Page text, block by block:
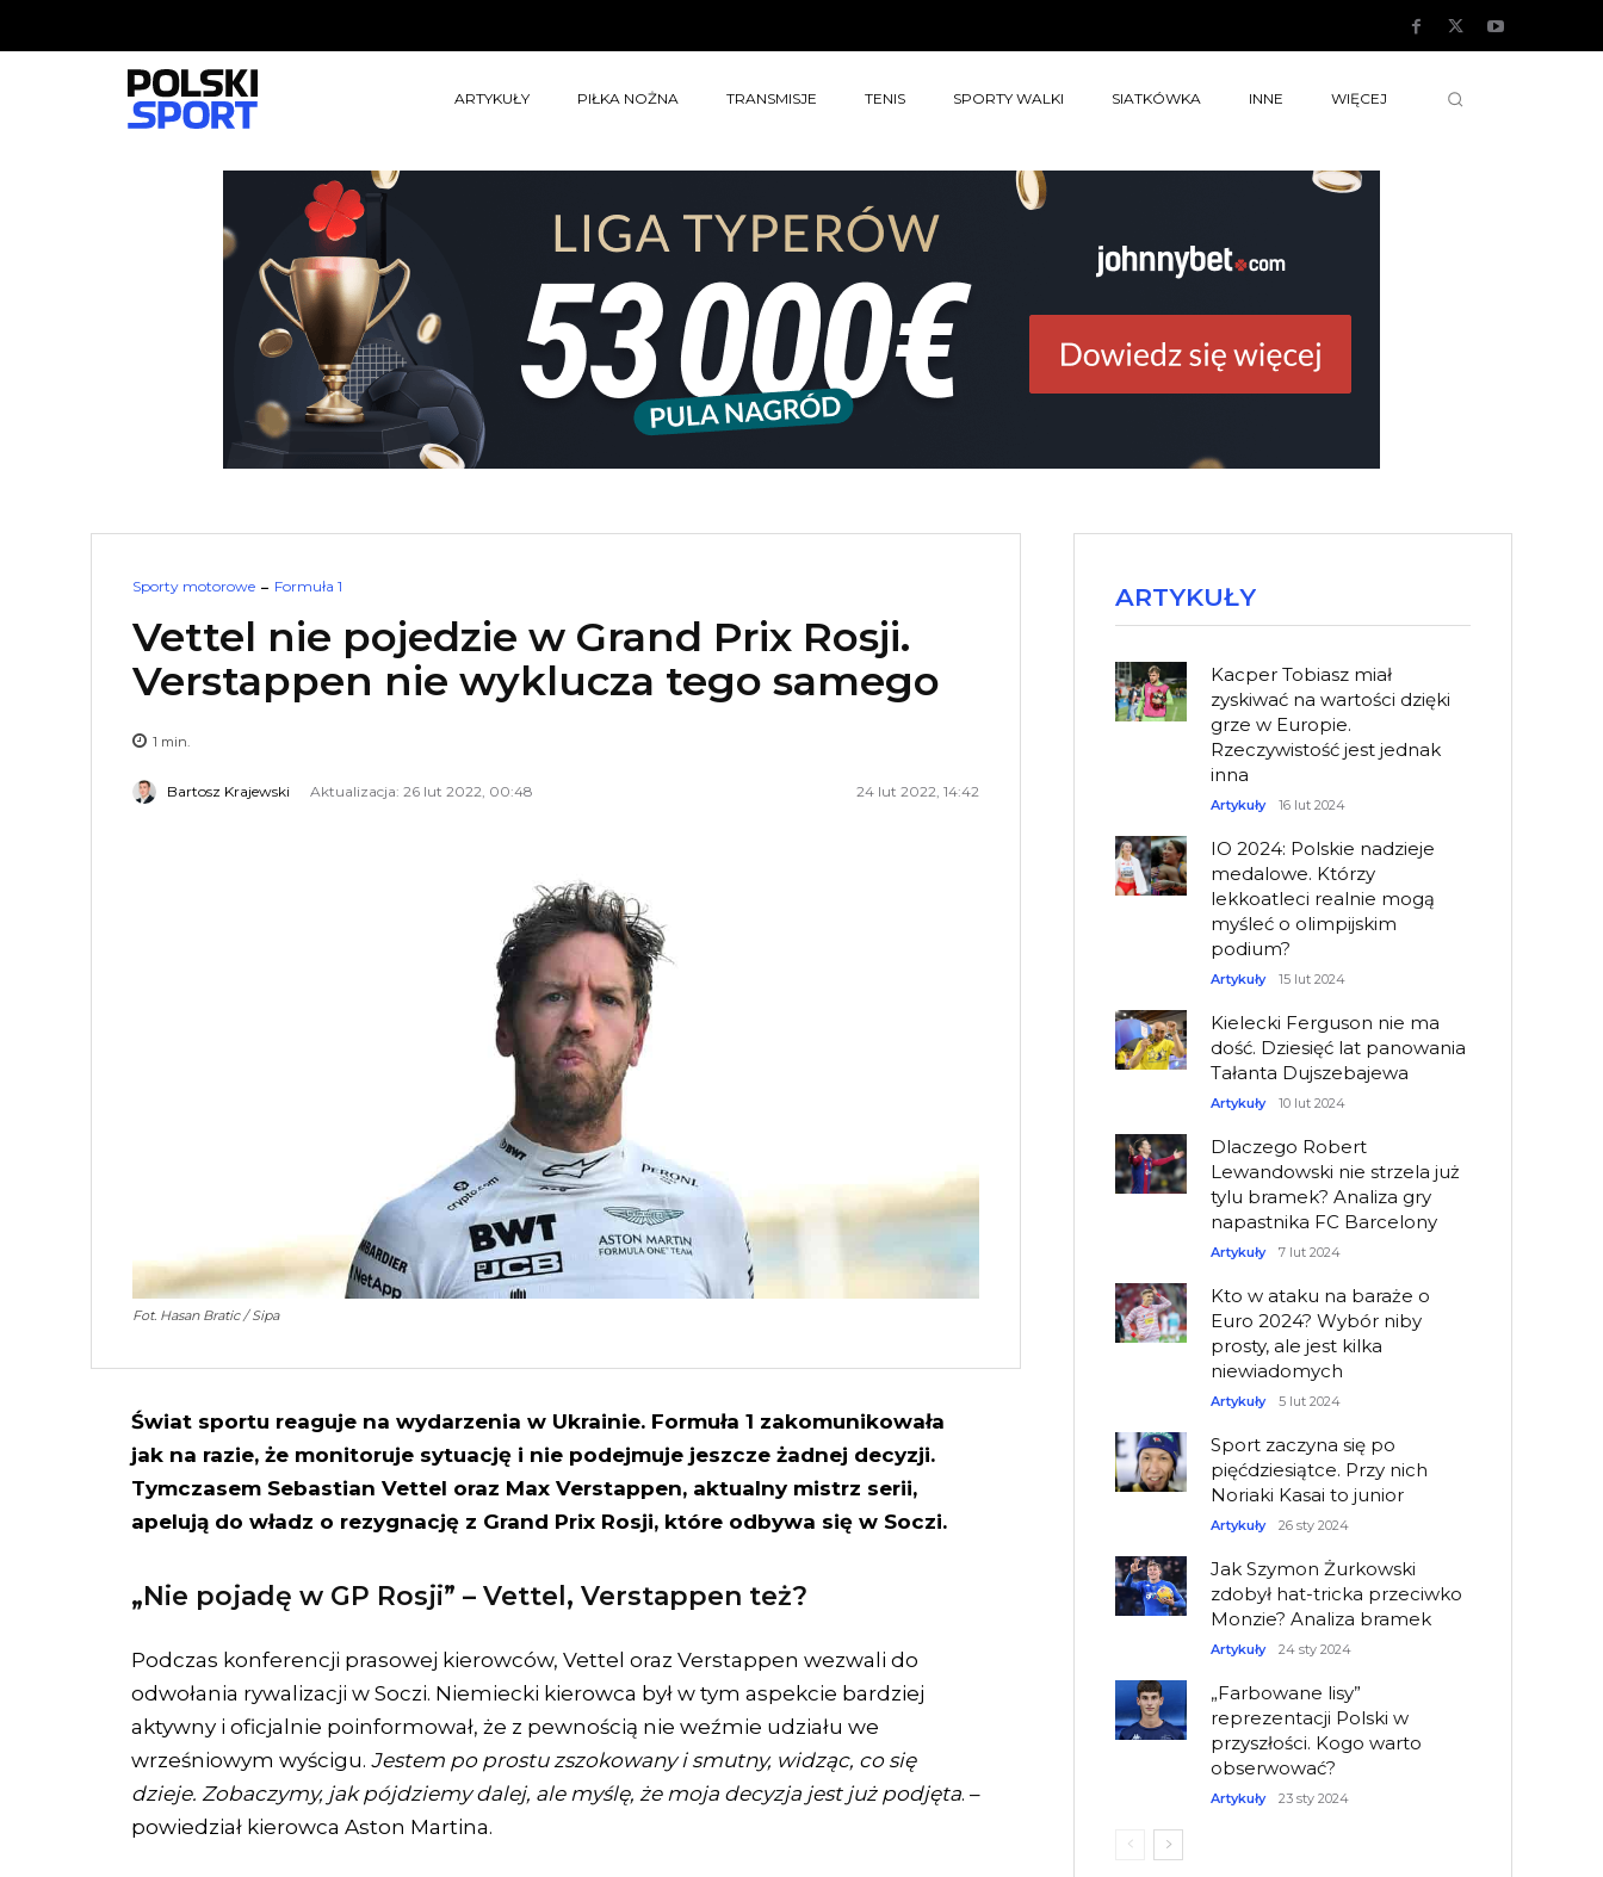
ARTYKUŁY PIŁKA NOŻNA TRANSMISJE TENIS SPORTY WALKI SIATKÓWKA INNE WIĘCEJ
Sporty motorowe Formuła 1
Vettel nie pojedzie w Grand Prix Rosji.
Verstappen nie wyklucza tego samego
1 min.
Bartosz Krajewski Aktualizacja: 26 lut 2022, 00:48 24 lut 2022, 14:42
Fot. Hasan Bratic / Sipa
Świat sportu reaguje na wydarzenia w Ukrainie. Formuła 1 zakomunikowała
jak na razie, że monitoruje sytuację i nie podejmuje jeszcze żadnej decyzji.
Tymczasem Sebastian Vettel oraz Max Verstappen, aktualny mistrz serii,
apelują do władz o rezygnację z Grand Prix Rosji, które odbywa się w Soczi.
„Nie pojadę w GP Rosji” – Vettel, Verstappen też?
Podczas konferencji prasowej kierowców, Vettel oraz Verstappen wezwali do
odwołania rywalizacji w Soczi. Niemiecki kierowca był w tym aspekcie bardziej
aktywny i oficjalnie poinformował, że z pewnością nie weźmie udziału we
wrześniowym wyścigu. Jestem po prostu zszokowany i smutny, widząc, co się
dzieje. Zobaczymy, jak pójdziemy dalej, ale myślę, że moja decyzja jest już podjęta. –
powiedział kierowca Aston Martina.
ARTYKUŁY
Kacper Tobiasz miał
zyskiwać na wartości dzięki
grze w Europie.
Rzeczywistość jest jednak
inna
Artykuły 16 lut 2024
IO 2024: Polskie nadzieje
medalowe. Którzy
lekkoatleci realnie mogą
myśleć o olimpijskim
podium?
Artykuły 15 lut 2024
Kielecki Ferguson nie ma
dość. Dziesięć lat panowania
Tałanta Dujszebajewa
Artykuły 10 lut 2024
Dlaczego Robert
Lewandowski nie strzela już
tylu bramek? Analiza gry
napastnika FC Barcelony
Artykuły 7 lut 2024
Kto w ataku na baraże o
Euro 2024? Wybór niby
prosty, ale jest kilka
niewiadomych
Artykuły 5 lut 2024
Sport zaczyna się po
pięćdziesiątce. Przy nich
Noriaki Kasai to junior
Artykuły 26 sty 2024
Jak Szymon Żurkowski
zdobył hat-tricka przeciwko
Monzie? Analiza bramek
Artykuły 24 sty 2024
„Farbowane lisy”
reprezentacji Polski w
przyszłości. Kogo warto
obserwować?
Artykuły 23 sty 2024